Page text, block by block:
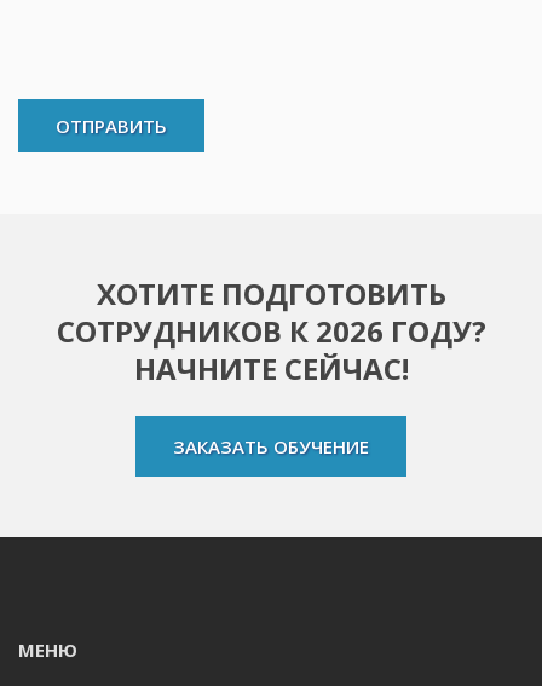
ОТПРАВИТЬ
ХОТИТЕ ПОДГОТОВИТЬ
СОТРУДНИКОВ К 2026 ГОДУ?
НАЧНИТЕ СЕЙЧАС!
ЗАКАЗАТЬ ОБУЧЕНИЕ
МЕНЮ